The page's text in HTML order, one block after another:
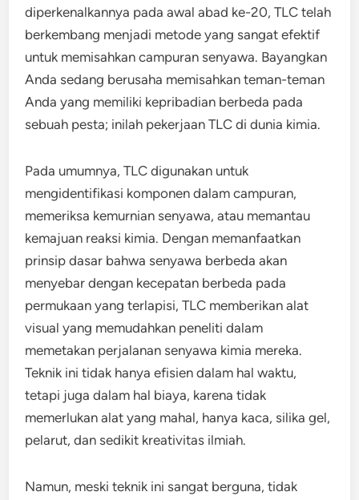
diperkenalkannya pada awal abad ke-20, TLC telah
berkembang menjadi metode yang sangat efektif
untuk memisahkan campuran senyawa. Bayangkan
Anda sedang berusaha memisahkan teman-teman
Anda yang memiliki kepribadian berbeda pada
sebuah pesta; inilah pekerjaan TLC di dunia kimia.
Pada umumnya, TLC digunakan untuk
mengidentifikasi komponen dalam campuran,
memeriksa kemurnian senyawa, atau memantau
kemajuan reaksi kimia. Dengan memanfaatkan
prinsip dasar bahwa senyawa berbeda akan
menyebar dengan kecepatan berbeda pada
permukaan yang terlapisi, TLC memberikan alat
visual yang memudahkan peneliti dalam
memetakan perjalanan senyawa kimia mereka.
Teknik ini tidak hanya efisien dalam hal waktu,
tetapi juga dalam hal biaya, karena tidak
memerlukan alat yang mahal, hanya kaca, silika gel,
pelarut, dan sedikit kreativitas ilmiah.
Namun, meski teknik ini sangat berguna, tidak